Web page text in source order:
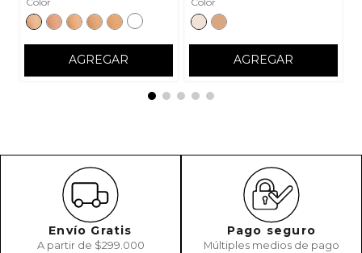
AGREGAR AGREGAR
Envío Gratis
A partir de $299.000
Pago seguro
Múltiples medios de pago